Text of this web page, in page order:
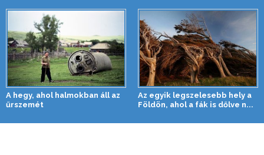
A hegy, ahol halmokban áll az
űrszemét
Az egyik legszelesebb hely a
Földön, ahol a fák is dőlve n...